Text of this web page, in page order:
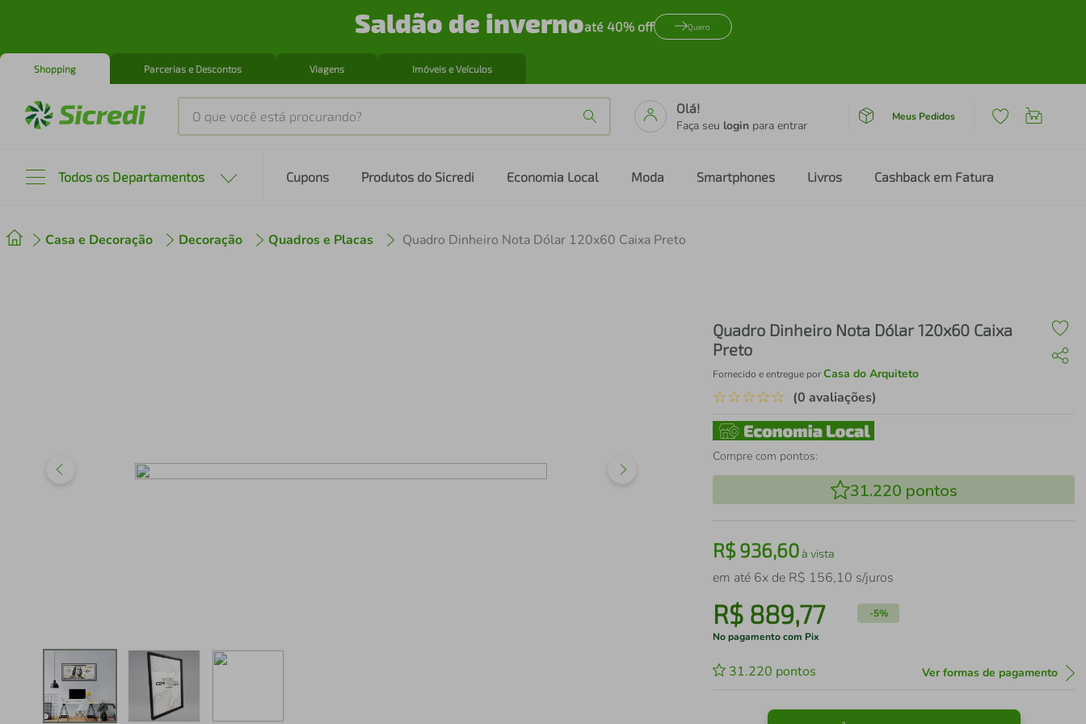
Saldão de invernoaté 40% off Quero
Shopping Parcerias e Descontos Viagens Imóveis e Veículos
O que você está procurando?
Olá!
Faça seu login para entrar
Meus Pedidos
Todos os Departamentos Cupons Produtos do Sicredi Economia Local Moda Smartphones Livros Cashback em Fatura
Casa e Decoração Decoração Quadros e Placas Quadro Dinheiro Nota Dólar 120x60 Caixa Preto
Quadro Dinheiro Nota Dólar 120x60 Caixa
Preto
Fornecido e entregue porCasa do Arquiteto
☆☆☆☆☆ (0 avaliações)
Compre com pontos:
31.220 pontos
R$936,60à vista
em até 6x de R$ 156,10 s/juros
R$ 889,77 -5%
No pagamento com Pix
31.220 pontos Ver formas de pagamento
º cafeteira